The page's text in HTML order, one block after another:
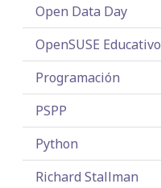
Open Data Day
OpenSUSE Educativo
Programación
PSPP
Python
Richard Stallman